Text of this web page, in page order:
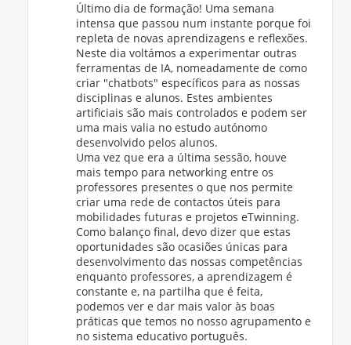
Último dia de formação! Uma semana
intensa que passou num instante porque foi
repleta de novas aprendizagens e reflexões.
Neste dia voltámos a experimentar outras
ferramentas de IA, nomeadamente de como
criar "chatbots" específicos para as nossas
disciplinas e alunos. Estes ambientes
artificiais são mais controlados e podem ser
uma mais valia no estudo autónomo
desenvolvido pelos alunos.
Uma vez que era a última sessão, houve
mais tempo para networking entre os
professores presentes o que nos permite
criar uma rede de contactos úteis para
mobilidades futuras e projetos eTwinning.
Como balanço final, devo dizer que estas
oportunidades são ocasiões únicas para
desenvolvimento das nossas competências
enquanto professores, a aprendizagem é
constante e, na partilha que é feita,
podemos ver e dar mais valor às boas
práticas que temos no nosso agrupamento e
no sistema educativo português.